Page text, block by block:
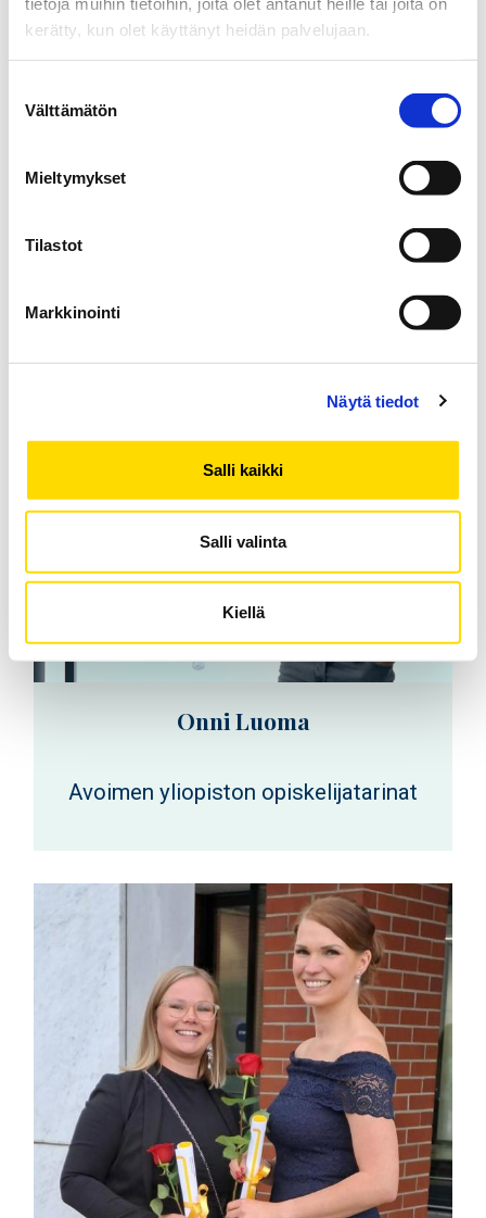
kerätty, kun olet käyttänyt heidän palvelujaan.
valinta
Välttämätön
Mieltymykset
Tilastot
Markkinointi
Näytä tiedot
Salli kaikki
Salli valinta
Kiellä
Onni Luoma
Avoimen yliopiston opiskelijatarinat